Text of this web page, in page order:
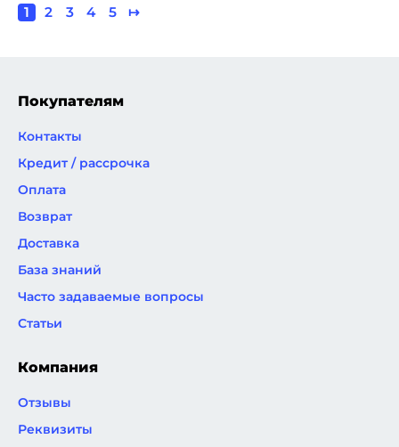
Нумерация
Текущая
1 Page
2 Page
3 Page
4 Page
5
Следующая
↦
Покупателям
Контакты
Кредит / рассрочка
Оплата
Возврат
Доставка
База знаний
Часто задаваемые вопросы
Статьи
Компания
Отзывы
Реквизиты